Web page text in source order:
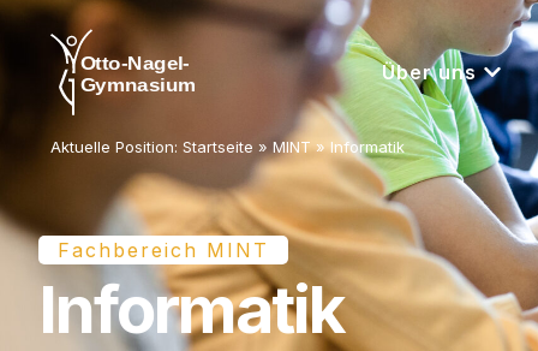
Über uns
Aktuelle Position: Startseite » MINT» Informatik
Fachbereich MINT
Informatik